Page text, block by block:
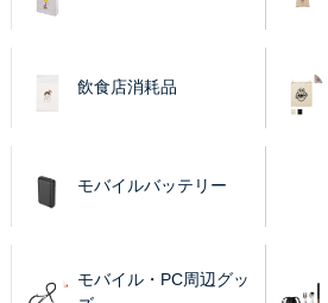
飲食店消耗品
モバイルバッテリー
モバイル・PC周辺グッ